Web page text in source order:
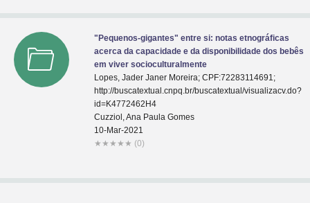
"Pequenos-gigantes" entre si: notas etnográficas
acerca da capacidade e da disponibilidade dos bebês
em viver socioculturalmente
Lopes, Jader Janer Moreira; CPF:72283114691;
http://buscatextual.cnpq.br/buscatextual/visualizacv.do?
id=K4772462H4
Cuzziol, Ana Paula Gomes
10-Mar-2021
★ ★ ★ ★ ★ (0)